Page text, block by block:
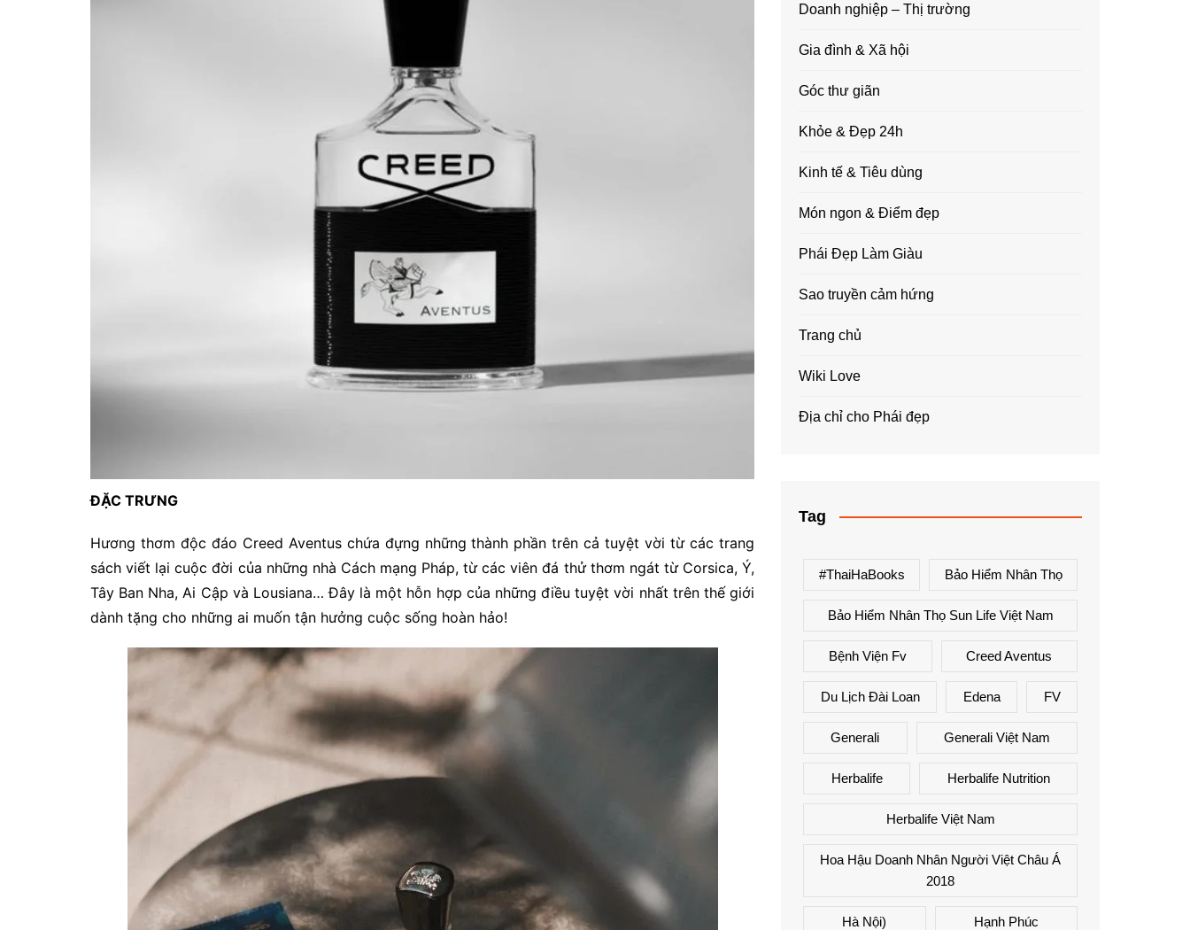
ĐẶC TRƯNG
Hương thơm độc đáo Creed Aventus chứa đựng những thành phần trên cả tuyệt vời từ các trang
sách viết lại cuộc đời của những nhà Cách mạng Pháp, từ các viên đá thử thơm ngát từ Corsica, Ý,
Tây Ban Nha, Ai Cập và Lousiana… Đây là một hỗn hợp của những điều tuyệt vời nhất trên thế giới
dành tặng cho những ai muốn tận hưởng cuộc sống hoàn hảo!
Doanh nghiệp – Thị trường
Gia đình & Xã hội
Góc thư giãn
Khỏe & Đẹp 24h
Kinh tế & Tiêu dùng
Món ngon & Điểm đẹp
Phái Đẹp Làm Giàu
Sao truyền cảm hứng
Trang chủ
Wiki Love
Địa chỉ cho Phái đẹp
Tag
#ThaiHaBooks Bảo Hiểm Nhân Thọ
Bảo Hiểm Nhân Thọ Sun Life Việt Nam
Bệnh Viện Fv Creed Aventus
Du Lịch Đài Loan Edena FV
Generali Generali Việt Nam
Herbalife Herbalife Nutrition
Herbalife Việt Nam
Hoa Hậu Doanh Nhân Người Việt Châu Á
2018
Hà Nội) Hạnh Phúc